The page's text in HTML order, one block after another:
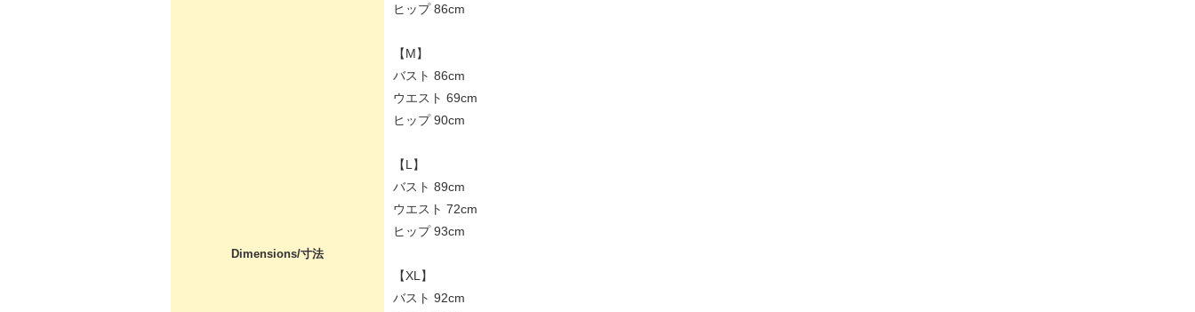
Dimensions/寸法
ヒップ 86cm
【M】
バスト 86cm
ウエスト 69cm
ヒップ 90cm
【L】
バスト 89cm
ウエスト 72cm
ヒップ 93cm
【XL】
バスト 92cm